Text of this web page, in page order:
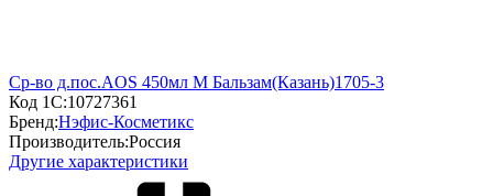
Ср-во д.пос.AOS 450мл М Бальзам(Казань)1705-3
Код 1С:10727361
Бренд:Нэфис-Косметикс
Производитель:Россия
Другие характеристики